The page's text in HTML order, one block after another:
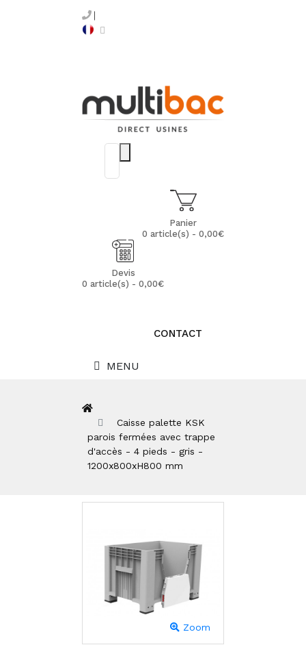
Panier
0 article(s) - 0,00€
Devis
0 article(s) - 0,00€
CONTACT
MENU
Caisse palette KSK
parois fermées avec trappe
d'accès - 4 pieds - gris -
1200x800xH800 mm
Zoom